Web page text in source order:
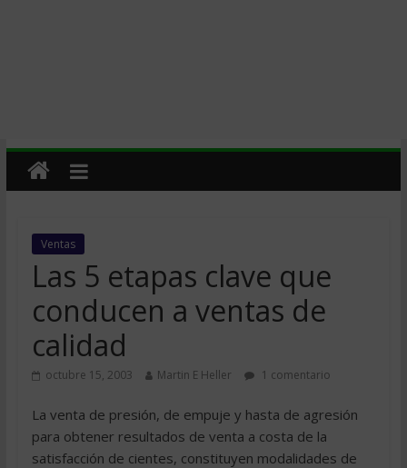
Ventas
Las 5 etapas clave que
conducen a ventas de
calidad
octubre 15, 2003 Martin E Heller 1 comentario
La venta de presión, de empuje y hasta de agresión
para obtener resultados de venta a costa de la
satisfacción de cientes, constituyen modalidades de